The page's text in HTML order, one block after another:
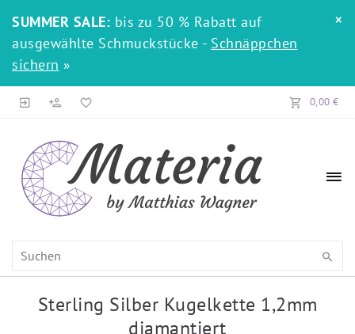
SUMMER SALE: bis zu 50 % Rabatt auf
ausgewählte Schmuckstücke - Schnäppchen
sichern »
×
0,00 €
Sterling Silber Kugelkette 1,2mm
diamantiert